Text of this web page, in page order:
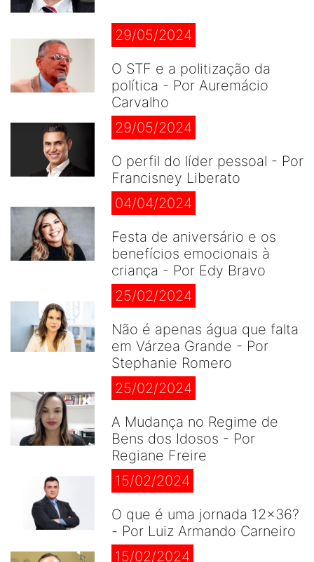
29/05/2024
O STF e a politização da
política - Por Auremácio
Carvalho
29/05/2024
O perfil do líder pessoal - Por
Francisney Liberato
04/04/2024
Festa de aniversário e os
benefícios emocionais à
criança - Por Edy Bravo
25/02/2024
Não é apenas água que falta
em Várzea Grande - Por
Stephanie Romero
25/02/2024
A Mudança no Regime de
Bens dos Idosos - Por
Regiane Freire
15/02/2024
O que é uma jornada 12×36?
- Por Luiz Armando Carneiro
15/02/2024